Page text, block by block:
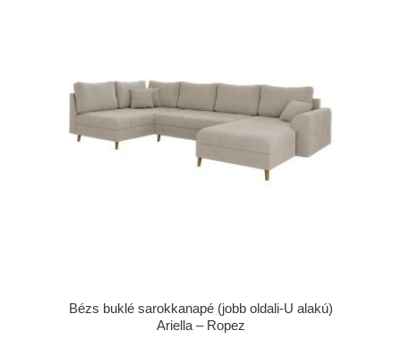
Bézs buklé sarokkanapé (jobb oldali-U alakú)
Ariella – Ropez